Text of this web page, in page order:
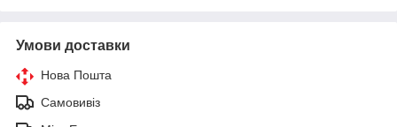
Умови доставки
Нова Пошта
Самовивіз